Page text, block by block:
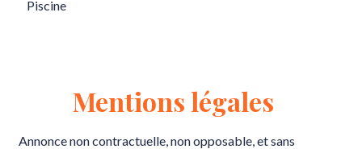
Piscine
Mentions légales
Annonce non contractuelle, non opposable, et sans